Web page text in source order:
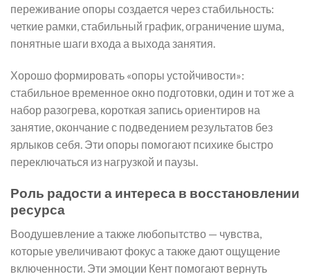
переживание опоры создается через стабильность:
четкие рамки, стабильный график, ограничение шума,
понятные шаги входа а выхода занятия.
Хорошо формировать «опоры устойчивости»:
стабильное временное окно подготовки, один и тот же а
набор разогрева, короткая запись ориентиров на
занятие, окончание с подведением результатов без
ярлыков себя. Эти опоры помогают психике быстро
переключаться из нагрузкой и паузы.
Роль радости а интереса в восстановлении
ресурса
Воодушевление а также любопытство — чувства,
которые увеличивают фокус а также дают ощущение
включенности. Эти эмоции Кент помогают вернуть